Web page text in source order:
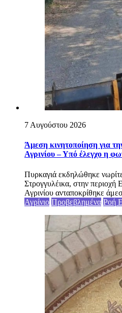
7 Αυγούστου 2026
Άμεση κινητοποίηση για
Αγρινίου – Υπό έλεγχο η
Πυρκαγιά εκδηλώθηκε
Στρογγυλέικα, στην περιοχή
Αγρινίου ανταποκρίθηκε
Αγρίνιο Προβεβλημένα Ροή